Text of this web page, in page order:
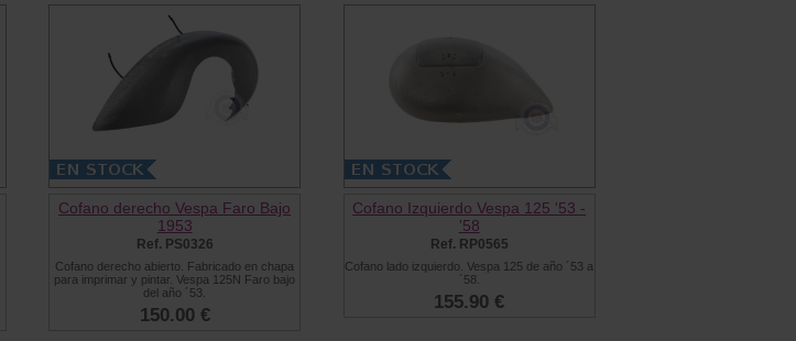
Cofano derecho Vespa Faro Bajo
1953
Ref. PS0326
Cofano derecho abierto. Fabricado en chapa
para imprimar y pintar. Vespa 125N Faro bajo
del año ´53.
150.00 €
Cofano Izquierdo Vespa 125 '53 -
'58
Ref. RP0565
Cofano lado izquierdo. Vespa 125 de año ´53 a
´58.
155.90 €